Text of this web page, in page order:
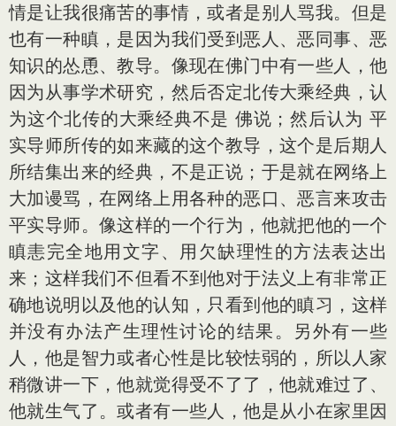
情是让我很痛苦的事情，或者是别人骂我。但是
也有一种瞋，是因为我们受到恶人、恶同事、恶
知识的怂恿、教导。像现在佛门中有一些人，他
因为从事学术研究，然后否定北传大乘经典，认
为这个北传的大乘经典不是 佛说；然后认为 平
实导师所传的如来藏的这个教导，这个是后期人
所结集出来的经典，不是正说；于是就在网络上
大加谩骂，在网络上用各种的恶口、恶言来攻击
平实导师。像这样的一个行为，他就把他的一个
瞋恚完全地用文字、用欠缺理性的方法表达出
来；这样我们不但看不到他对于法义上有非常正
确地说明以及他的认知，只看到他的瞋习，这样
并没有办法产生理性讨论的结果。另外有一些
人，他是智力或者心性是比较怯弱的，所以人家
稍微讲一下，他就觉得受不了了，他就难过了、
他就生气了。或者有一些人，他是从小在家里因